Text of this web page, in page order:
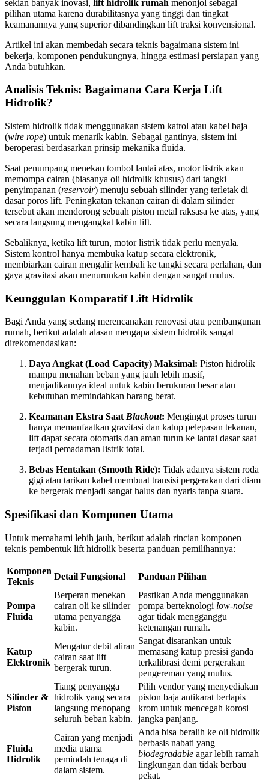
sekian banyak inovasi, lift hidrolik rumah menonjol sebagai
pilihan utama karena durabilitasnya yang tinggi dan tingkat
keamanannya yang superior dibandingkan lift traksi konvensional.
Artikel ini akan membedah secara teknis bagaimana sistem ini
bekerja, komponen pendukungnya, hingga estimasi persiapan yang
Anda butuhkan.
Analisis Teknis: Bagaimana Cara Kerja Lift
Hidrolik?
Sistem hidrolik tidak menggunakan sistem katrol atau kabel baja
(wire rope) untuk menarik kabin. Sebagai gantinya, sistem ini
beroperasi berdasarkan prinsip mekanika fluida.
Saat penumpang menekan tombol lantai atas, motor listrik akan
memompa cairan (biasanya oli hidrolik khusus) dari tangki
penyimpanan (reservoir) menuju sebuah silinder yang terletak di
dasar poros lift. Peningkatan tekanan cairan di dalam silinder
tersebut akan mendorong sebuah piston metal raksasa ke atas, yang
secara langsung mengangkat kabin lift.
Sebaliknya, ketika lift turun, motor listrik tidak perlu menyala.
Sistem kontrol hanya membuka katup secara elektronik,
membiarkan cairan mengalir kembali ke tangki secara perlahan, dan
gaya gravitasi akan menurunkan kabin dengan sangat mulus.
Keunggulan Komparatif Lift Hidrolik
Bagi Anda yang sedang merencanakan renovasi atau pembangunan
rumah, berikut adalah alasan mengapa sistem hidrolik sangat
direkomendasikan:
Daya Angkat (Load Capacity) Maksimal: Piston hidrolik
mampu menahan beban yang jauh lebih masif,
menjadikannya ideal untuk kabin berukuran besar atau
kebutuhan memindahkan barang berat.
Keamanan Ekstra SaatBlackout: Mengingat proses turun
hanya memanfaatkan gravitasi dan katup pelepasan tekanan,
lift dapat secara otomatis dan aman turun ke lantai dasar saat
terjadi pemadaman listrik total.
Bebas Hentakan (Smooth Ride): Tidak adanya sistem roda
gigi atau tarikan kabel membuat transisi pergerakan dari diam
ke bergerak menjadi sangat halus dan nyaris tanpa suara.
Spesifikasi dan Komponen Utama
Untuk memahami lebih jauh, berikut adalah rincian komponen
teknis pembentuk lift hidrolik beserta panduan pemilihannya:
Komponen
Teknis
Detail Fungsional Panduan Pilihan
Pompa
Fluida
Berperan menekan
cairan oli ke silinder
utama penyangga
kabin.
Pastikan Anda menggunakan
pompa berteknologi low-noise
agar tidak mengganggu
ketenangan rumah.
Katup
Elektronik
Mengatur debit aliran
cairan saat lift
bergerak turun.
Sangat disarankan untuk
memasang katup presisi ganda
terkalibrasi demi pergerakan
pengereman yang mulus.
Silinder &
Piston
Tiang penyangga
hidrolik yang secara
langsung menopang
seluruh beban kabin.
Pilih vendor yang menyediakan
piston baja antikarat berlapis
krom untuk mencegah korosi
jangka panjang.
Fluida
Hidrolik
Cairan yang menjadi
media utama
pemindah tenaga di
dalam sistem.
Anda bisa beralih ke oli hidrolik
berbasis nabati yang
biodegradable agar lebih ramah
lingkungan dan tidak berbau
pekat.